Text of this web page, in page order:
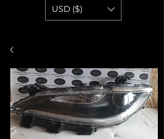
USD ($)